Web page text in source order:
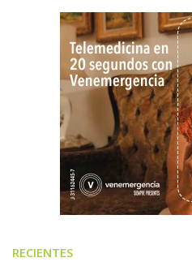
RECIENTES